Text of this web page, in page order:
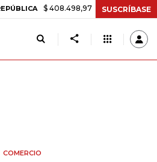
$ 408.498,97 +$ 8.753,81 +2,19%
SUSCRÍBASE
COMERCIO